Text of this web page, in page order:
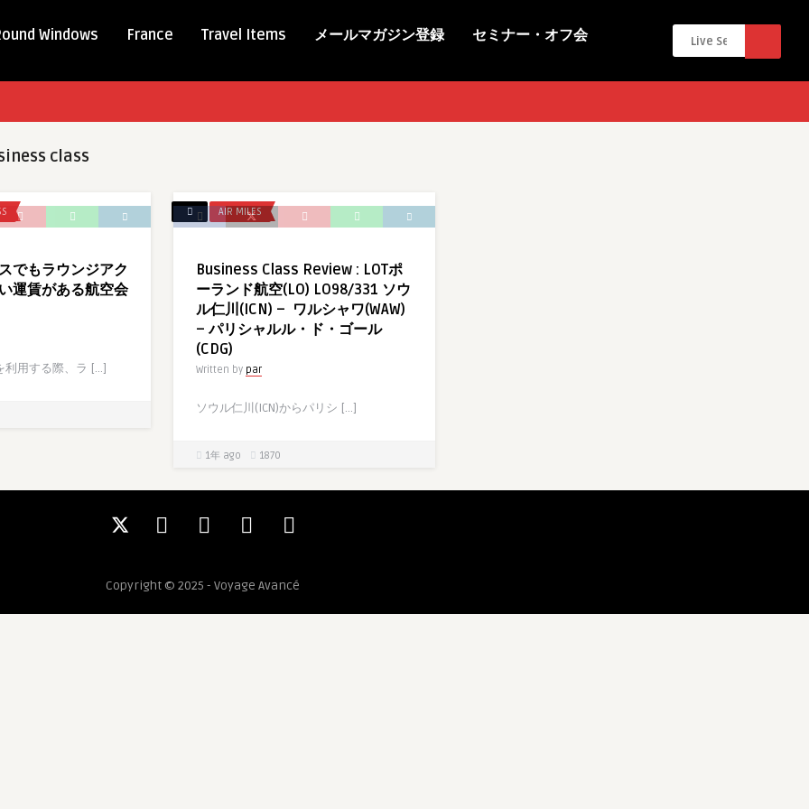
Windows France Travel Items メールマガジン登録 セミナー・オフ会
class
でもラウンジアク
運賃がある航空会
利用する際、ラ […]
AIR MILES
Business Class Review : LOTポ
ーランド航空(LO) LO98/331 ソウ
ル仁川(ICN) – ワルシャワ(WAW)
– パリシャルル・ド・ゴール
(CDG)
Written by par
ソウル仁川(ICN)からパリシ […]
1年 ago 1870
Copyright © 2025 - Voyage Avancé